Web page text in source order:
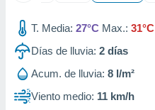
T. Media: 27°C Max.: 31°C
Días de lluvia: 2 días
Acum. de lluvia: 8 l/m²
Viento medio: 11 km/h